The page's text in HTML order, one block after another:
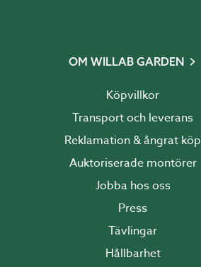
OM WILLAB GARDEN
Köpvillkor
Transport och leverans
Reklamation & ångrat köp
Auktoriserade montörer
Jobba hos oss
Press
Tävlingar
Hållbarhet